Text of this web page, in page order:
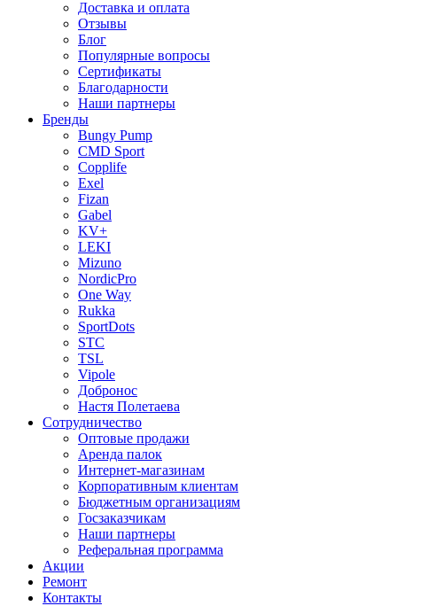
Доставка и оплата
Отзывы
Блог
Популярные вопросы
Сертификаты
Благодарности
Наши партнеры
Бренды
Bungy Pump
CMD Sport
Copplife
Exel
Fizan
Gabel
KV+
LEKI
Mizuno
NordicPro
One Way
Rukka
SportDots
STC
TSL
Vipole
Добронос
Настя Полетаева
Сотрудничество
Оптовые продажи
Аренда палок
Интернет-магазинам
Корпоративным клиентам
Бюджетным организациям
Госзаказчикам
Наши партнеры
Реферальная программа
Акции
Ремонт
Контакты